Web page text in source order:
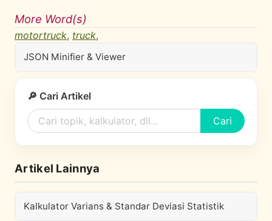
More Word(s)
motortruck, truck,
JSON Minifier & Viewer
🔎 Cari Artikel
Cari
Artikel Lainnya
Kalkulator Varians & Standar Deviasi Statistik